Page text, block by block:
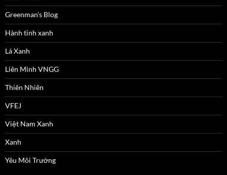
Greenman’s Blog
Hành tinh xanh
Lá Xanh
Liên Minh VNGG
Thiên Nhiên
VFEJ
Việt Nam Xanh
Xanh
Yêu Môi Trường